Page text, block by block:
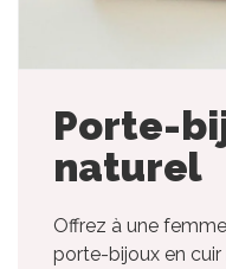
Porte-
naturel
Offrez à une
porte-bijoux en